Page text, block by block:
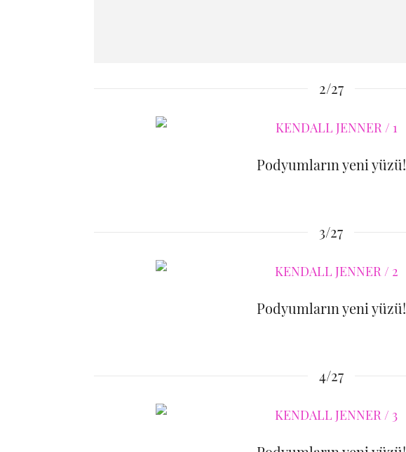
2/27
Podyumların yeni yüzü!
3/27
Podyumların yeni yüzü!
4/27